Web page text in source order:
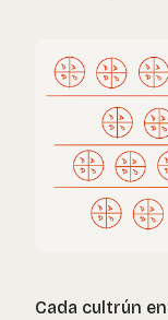
Cada cultrún